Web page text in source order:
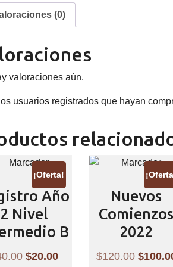
(0)
valoraciones aún.
usuarios registrados que hayan
¡Oferta!
Año
2 Nivel
B
El
$20.00El
Nuevos
2022
$120.00 El
$